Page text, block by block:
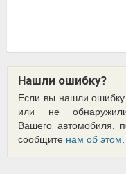
Нашли ошибку?
Если вы нашли ошибку
или не
Вашего автомобиля,
сообщите нам об этом